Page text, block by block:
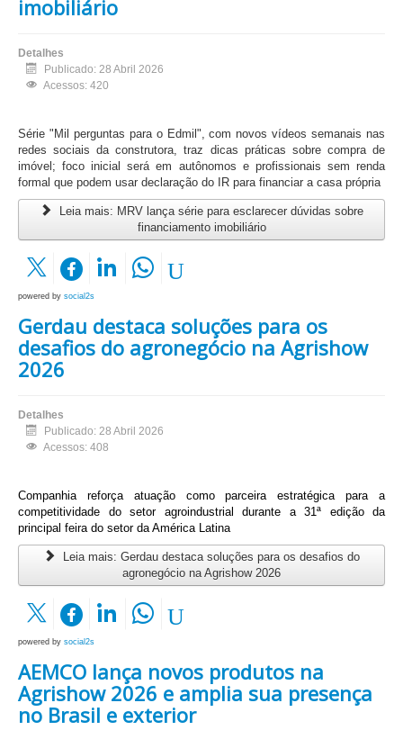
imobiliário
Detalhes
Publicado: 28 Abril 2026
Acessos: 420
Série "Mil perguntas para o Edmil", com novos vídeos semanais nas
redes sociais da construtora, traz dicas práticas sobre compra de
imóvel; foco inicial será em autônomos e profissionais sem renda
formal que podem usar declaração do IR para financiar a casa própria
Leia mais: MRV lança série para esclarecer dúvidas sobre
financiamento imobiliário
powered by social2s
Gerdau destaca soluções para os
desafios do agronegócio na Agrishow
2026
Detalhes
Publicado: 28 Abril 2026
Acessos: 408
Companhia reforça atuação como parceira estratégica para a
competitividade do setor agroindustrial durante a 31ª edição da
principal feira do setor da América Latina
Leia mais: Gerdau destaca soluções para os desafios do
agronegócio na Agrishow 2026
powered by social2s
AEMCO lança novos produtos na
Agrishow 2026 e amplia sua presença
no Brasil e exterior